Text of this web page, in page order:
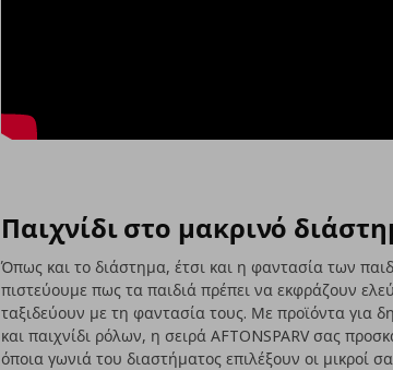
Παιχνίδι στο μακρινό
Όπως και το διάστημα, έτσι και η φαντασία των
πιστεύουμε πως τα παιδιά πρέπει να εκφράζουν
ταξιδεύουν με τη φαντασία τους. Με προϊόντα για
και παιχνίδι ρόλων, η σειρά AFTONSPARV σας
όποια γωνιά του διαστήματος επιλέξουν οι μικροί